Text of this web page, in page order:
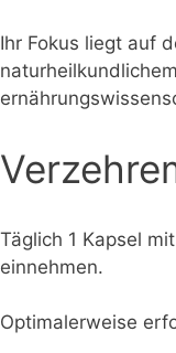
Ihr Fokus liegt auf
Täglich 1 Kapsel
einnehmen.
Optimalerweise